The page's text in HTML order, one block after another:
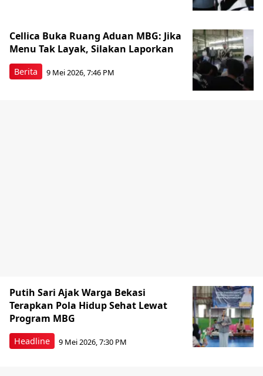
Berita
Cellica Buka Ruang Aduan MBG: Jika
Menu Tak Layak, Silakan Laporkan
9 Mei 2026, 7:46 PM
Headline
Putih Sari Ajak Warga Bekasi
Terapkan Pola Hidup Sehat Lewat
Program MBG
9 Mei 2026, 7:30 PM